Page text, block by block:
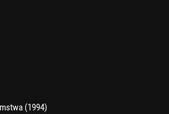
(1994)